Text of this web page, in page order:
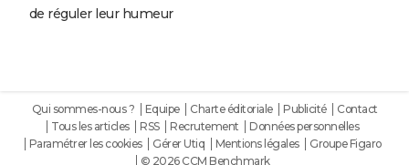
de réguler leur humeur
Qui sommes-nous ? Equipe Charte éditoriale Publicité
Contact
Tous les articles
RSS Recrutement
Données personnelles
Paramétrer les cookies
Gérer Utiq Mentions légales
Groupe Figaro
© 2026 CCM Benchmark